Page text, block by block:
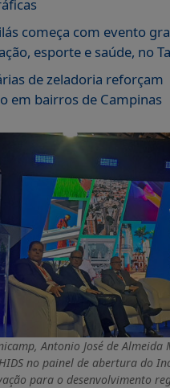
começa com evento
esporte e saúde, no
de zeladoria reforçam
em bairros de Campinas
Antonio José de Almeida
no painel de abertura do
para o desenvolvimento